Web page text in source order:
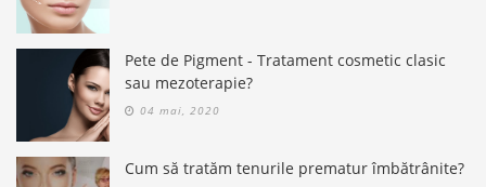
Pete de Pigment - Tratament cosmetic clasic
sau mezoterapie?
04 mai, 2020
Cum să tratăm tenurile prematur îmbătrânite?